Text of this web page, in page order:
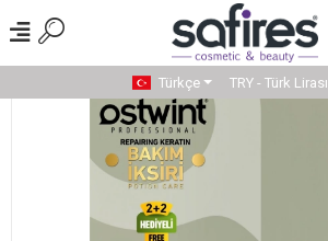
Türkçe TRY - Türk Lirası